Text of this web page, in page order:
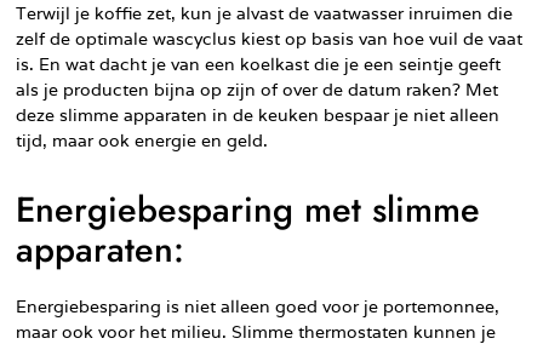
Terwijl je koffie zet, kun je alvast de vaatwasser inruimen die
zelf de optimale wascyclus kiest op basis van hoe vuil de vaat
is. En wat dacht je van een koelkast die je een seintje geeft
als je producten bijna op zijn of over de datum raken? Met
deze slimme apparaten in de keuken bespaar je niet alleen
tijd, maar ook energie en geld.
Energiebesparing met slimme
apparaten:
Energiebesparing is niet alleen goed voor je portemonnee,
maar ook voor het milieu. Slimme thermostaten kunnen je